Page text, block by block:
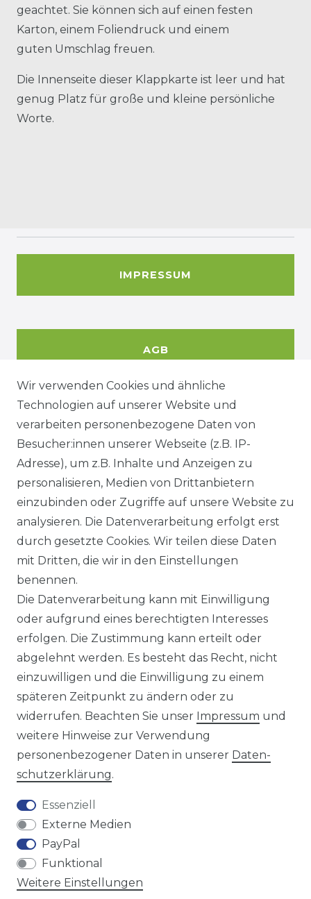
geachtet. Sie können sich auf einen festen
Karton, einem Foliendruck und einem
guten Umschlag freuen.
Die Innenseite dieser Klappkarte ist leer und hat
genug Platz für große und kleine persönliche
Worte.
IMPRESSUM
AGB
DATENSCHUTZERKÄRUNG
WIDERRUFSRECHT
KONTAKT
Sie sind Wiederverkäufer?
Sie erreichen uns unter :
https://avancarte.de/
oder telefonisch unter: 0421 - 434430
Wir versenden mit
Zahlungsmöglichkeiten
Wir verwenden Cookies und ähnliche
Technologien auf unserer Website und
verarbeiten personenbezogene Daten von
Besucher:innen unserer Webseite (z.B. IP-
Adresse), um z.B. Inhalte und Anzeigen zu
personalisieren, Medien von Drittanbietern
einzubinden oder Zugriffe auf unsere Website zu
analysieren. Die Datenverarbeitung erfolgt erst
durch gesetzte Cookies. Wir teilen diese Daten
mit Dritten, die wir in den Einstellungen
benennen.
Die Datenverarbeitung kann mit Einwilligung
oder aufgrund eines berechtigten Interesses
erfolgen. Die Zustimmung kann erteilt oder
abgelehnt werden. Es besteht das Recht, nicht
einzuwilligen und die Einwilligung zu einem
späteren Zeitpunkt zu ändern oder zu
widerrufen. Beachten Sie unser Impressum und
weitere Hinweise zur Verwendung
personenbezogener Daten in unserer Daten­
schutz­erklärung.
Essenziell
Externe Medien
PayPal
Funktional
Weitere Einstellungen